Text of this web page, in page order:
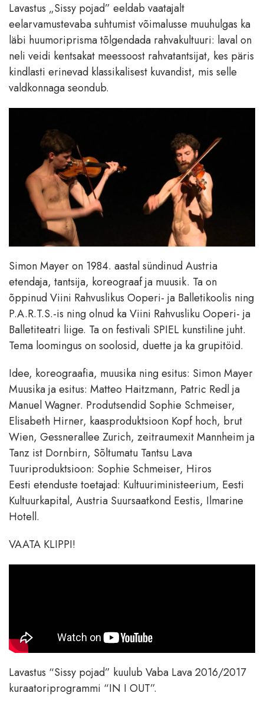
Lavastus „Sissy pojad” eeldab vaatajalt
eelarvamustevaba suhtumist võimalusse muuhulgas ka
läbi huumoriprisma tõlgendada rahvakultuuri: laval on
neli veidi kentsakat meessoost rahvatantsijat, kes päris
kindlasti erinevad klassikalisest kuvandist, mis selle
valdkonnaga seondub.
Simon Mayer on 1984. aastal sündinud Austria
etendaja, tantsija, koreograaf ja muusik. Ta on
õppinud Viini Rahvuslikus Ooperi- ja Balletikoolis ning
P.A.R.T.S.-is ning olnud ka Viini Rahvusliku Ooperi- ja
Balletiteatri liige. Ta on festivali SPIEL kunstiline juht.
Tema loomingus on soolosid, duette ja ka grupitöid.
Idee, koreograafia, muusika ning esitus: Simon Mayer
Muusika ja esitus: Matteo Haitzmann, Patric Redl ja
Manuel Wagner. Produtsendid Sophie Schmeiser,
Elisabeth Hirner, kaasproduktsioon Kopf hoch, brut
Wien, Gessnerallee Zurich, zeitraumexit Mannheim ja
Tanz ist Dornbirn, Sõltumatu Tantsu Lava
Tuuriproduktsioon: Sophie Schmeiser, Hiros
Eesti etenduste toetajad: Kultuuriministeerium, Eesti
Kultuurkapital, Austria Suursaatkond Eestis, Ilmarine
Hotell.
VAATA KLIPPI!
Lavastus “Sissy pojad” kuulub Vaba Lava 2016/2017
kuraatoriprogrammi “IN I OUT”.